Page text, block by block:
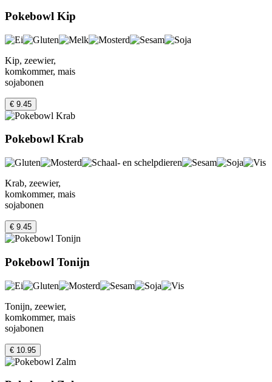
Pokebowl Kip
Kip, zeewier,
komkommer, mais
sojabonen
€ 9.45
Pokebowl Krab
Krab, zeewier,
komkommer, mais
sojabonen
€ 9.45
Pokebowl Tonijn
Tonijn, zeewier,
komkommer, mais
sojabonen
€ 10.95